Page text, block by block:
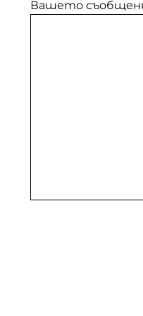
Вашето